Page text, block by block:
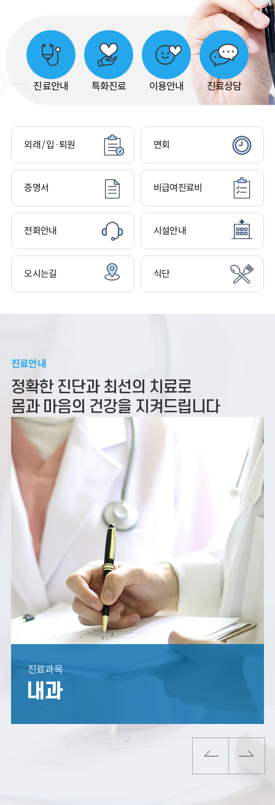
진료안내 특화진료 이용안내 진료상담
외래 / 입·퇴원 면회
증명서 비급여진료비
전화안내 시설안내
오시는길 식단
진료안내
정확한 진단과 최선의 치료로
몸과 마음의 건강을 지켜드립니다
진료과목
신경외과
진료과목
산부인과
진료과목
재활의학과
진료과목
내과
진료과목
가정의학과
진료과목
노인의학과
진료과목
한방과